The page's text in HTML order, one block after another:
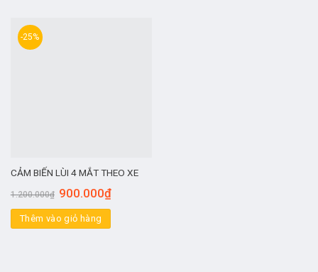
-25%
CẢM BIẾN LÙI 4 MẮT THEO XE
1.200.000₫ 900.000₫
Thêm vào giỏ hàng